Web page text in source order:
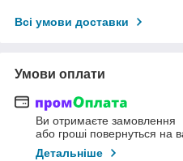
Всі умови доставки
Умови оплати
Ви отримаєте замовлення
або гроші повернуться на
Детальніше